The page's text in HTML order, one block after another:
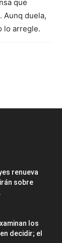
que
Aunq duela,
lo arregle.
renueva
sobre
los
decidir; el